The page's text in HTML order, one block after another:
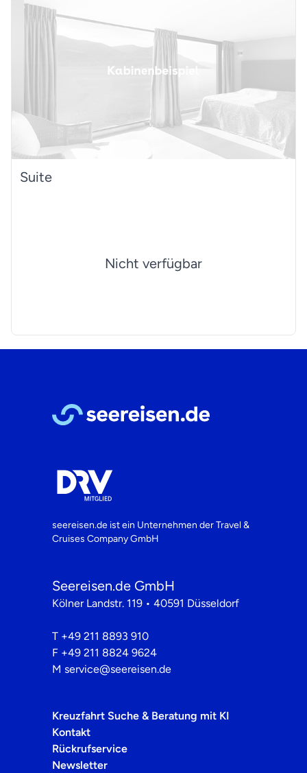
Papeete (Französisch-Polynesien)
Suite
Nicht verfügbar
seereisen.de ist ein Unternehmen derTravel &
Cruises Company GmbH
Seereisen.de GmbH
Kölner Landstr. 119 • 40591 Düsseldorf
T +49 211 8893 910
F +49 211 8824 9624
M service@seereisen.de
Kreuzfahrt Suche & Beratung mit KI
Kontakt
Rückrufservice
Newsletter